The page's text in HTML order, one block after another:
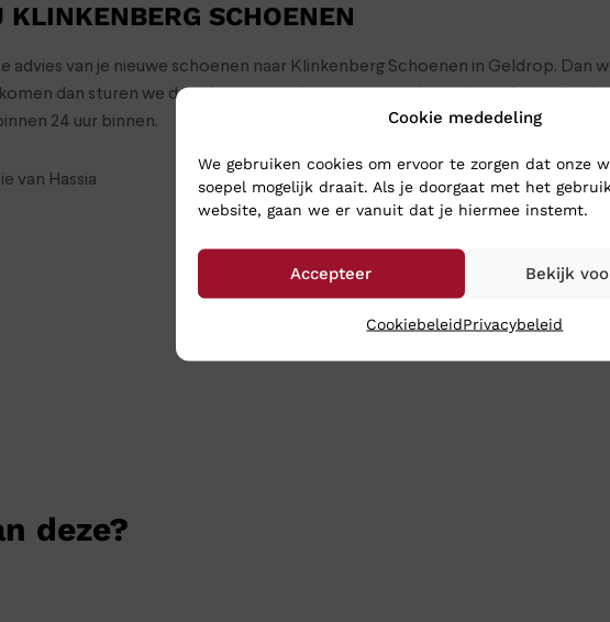
Cookie mededeling
We gebruiken cookies om ervoor te zorgen dat onze
soepel mogelijk draait. Als je doorgaat met het
website, gaan we er vanuit dat je hiermee instemt.
Accepteer Bekijk
CookiebeleidPrivacybeleid
SCHOENEN
advies van je nieuwe schoenen naar Klinkenberg Schoenen in Geldrop.
dan sturen we de schoenen toch gewoon naar je op: bestel ze online
24 uur binnen.
van Hassia
deze?